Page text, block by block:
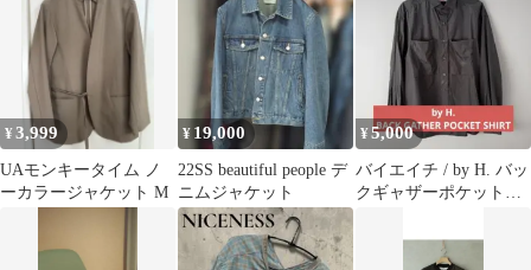
¥3,999
UAモンキータイム ノ
ーカラージャケット M
¥ 19,000
22SS beautiful people デ
ニムジャケット
¥5,000
バイエイチ / by H. バッ
クギャザーポケットシ